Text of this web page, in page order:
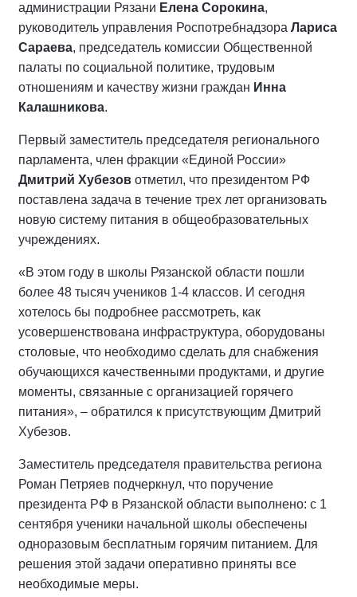
администрации Рязани Елена Сорокина,
руководитель управления Роспотребнадзора Лариса
Сараева, председатель комиссии Общественной
палаты по социальной политике, трудовым
отношениям и качеству жизни граждан Инна
Калашникова.
Первый заместитель председателя регионального
парламента, член фракции «Единой России»
Дмитрий Хубезов отметил, что президентом РФ
поставлена задача в течение трех лет организовать
новую систему питания в общеобразовательных
учреждениях.
«В этом году в школы Рязанской области пошли
более 48 тысяч учеников 1-4 классов. И сегодня
хотелось бы подробнее рассмотреть, как
усовершенствована инфраструктура, оборудованы
столовые, что необходимо сделать для снабжения
обучающихся качественными продуктами, и другие
моменты, связанные с организацией горячего
питания», – обратился к присутствующим Дмитрий
Хубезов.
Заместитель председателя правительства региона
Роман Петряев подчеркнул, что поручение
президента РФ в Рязанской области выполнено: с 1
сентября ученики начальной школы обеспечены
одноразовым бесплатным горячим питанием. Для
решения этой задачи оперативно приняты все
необходимые меры.